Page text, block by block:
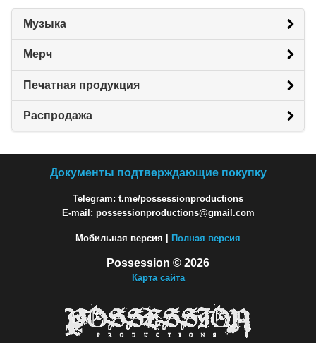
Музыка
Мерч
Печатная продукция
Распродажа
Документы подтверждающие покупку
Telegram: t.me/possessionproductions
E-mail: possessionproductions@gmail.com
Мобильная версия | Полная версия
Possession © 2026
Карта сайта